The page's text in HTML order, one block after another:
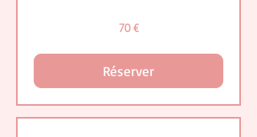
70 €
Réserver